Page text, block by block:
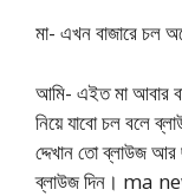
মা- এখন বাজারে চল
আমি- এইত মা আবার
নিয়ে যাবো চল বলে
দ্দেখান তো ব্লাউজ আর
ব্লাউজ দিন। ma